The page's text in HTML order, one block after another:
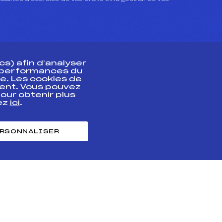
professionnel
afin d’analyser
du
Les cookies de
Vous pouvez
obtenir plus
ici.